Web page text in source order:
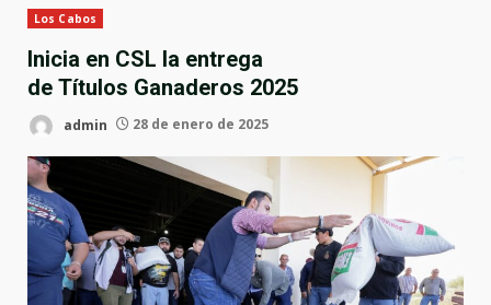
Los Cabos
Inicia en CSL la entrega
de Títulos Ganaderos 2025
admin 28 de enero de 2025